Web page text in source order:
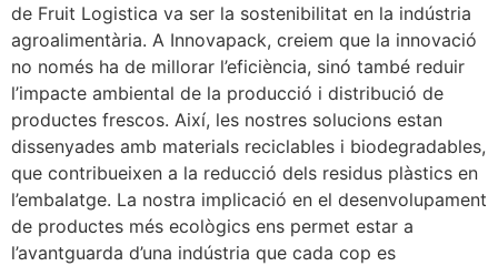
de Fruit Logistica va ser la sostenibilitat en la indústria
agroalimentària. A Innovapack, creiem que la innovació
no només ha de millorar l’eficiència, sinó també reduir
l’impacte ambiental de la producció i distribució de
productes frescos. Així, les nostres solucions estan
dissenyades amb materials reciclables i biodegradables,
que contribueixen a la reducció dels residus plàstics en
l’embalatge. La nostra implicació en el desenvolupament
de productes més ecològics ens permet estar a
l’avantguarda d’una indústria que cada cop es